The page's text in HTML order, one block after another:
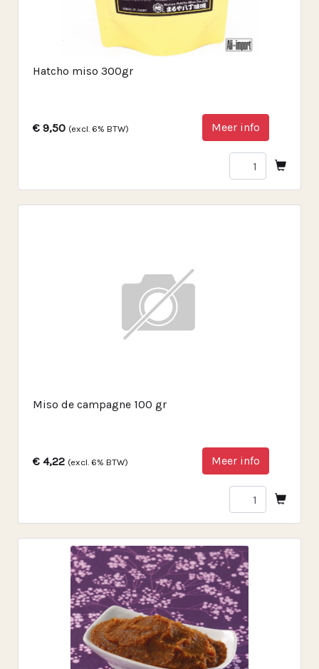
Hatcho miso 300gr
€ 9,50 (excl. 6% BTW) Meer info
Miso de campagne 100 gr
€ 4,22 (excl. 6% BTW) Meer info